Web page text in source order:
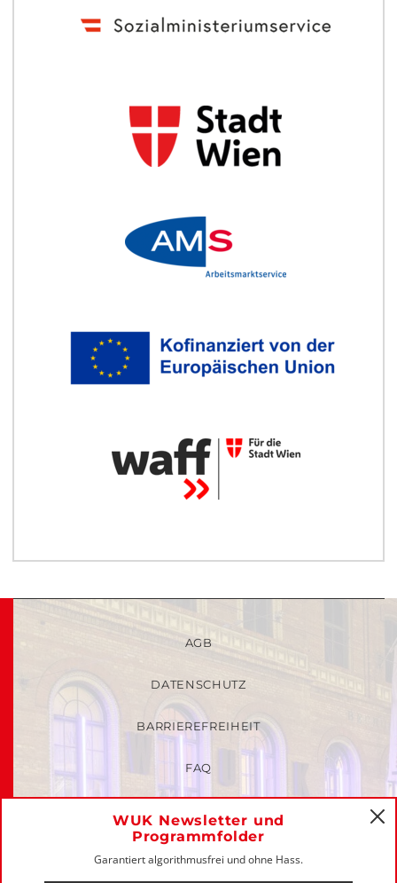
WUK Newsletter und
Programmfolder
Garantiert algorithmusfrei und ohne Hass.
AGB
DATENSCHUTZ
BARRIEREFREIHEIT
FAQ